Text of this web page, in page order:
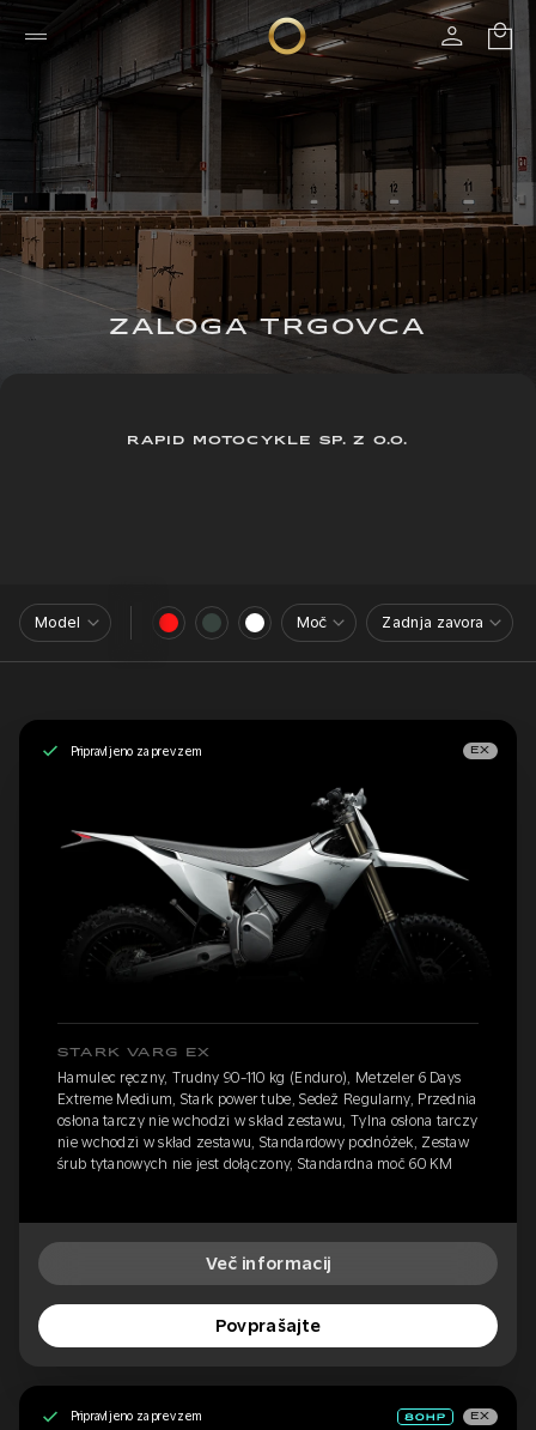
ZALOGA TRGOVCA
RAPID MOTOCYKLE SP. Z O.O.
Model Moč Zadnja zavora
Pripravljeno za prevzem EX
STARK VARG EX
Hamulec ręczny, Trudny 90-110 kg (Enduro), Metzeler 6 Days
Extreme Medium, Stark power tube, Sedež Regularny, Przednia
osłona tarczy nie wchodzi w skład zestawu, Tylna osłona tarczy
nie wchodzi w skład zestawu, Standardowy podnóżek, Zestaw
śrub tytanowych nie jest dołączony, Standardna moč 60 KM
Več informacij
Povprašajte
Pripravljeno za prevzem EX